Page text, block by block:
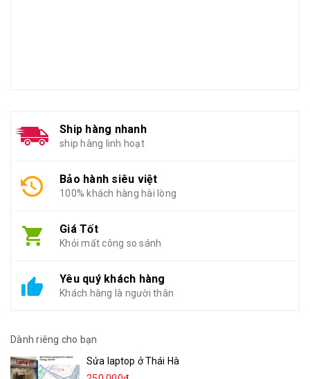
Ship hàng nhanh
ship hàng linh hoạt
Bảo hành siêu việt
100% khách hàng hài lòng
Giá Tốt
Khỏi mất công so sánh
Yêu quý khách hàng
Khách hàng là người thân
Dành riêng cho bạn
Sửa laptop ở Thái Hà